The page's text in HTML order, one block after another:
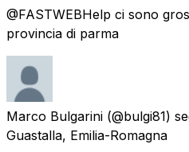
@FASTWEBHelp ci sono
provincia di parma
Marco Bulgarini (@bulgi81)
Guastalla, Emilia-Romagna